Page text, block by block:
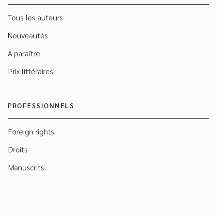
Tous les auteurs
Nouveautés
À paraître
Prix littéraires
PROFESSIONNELS
Foreign rights
Droits
Manuscrits